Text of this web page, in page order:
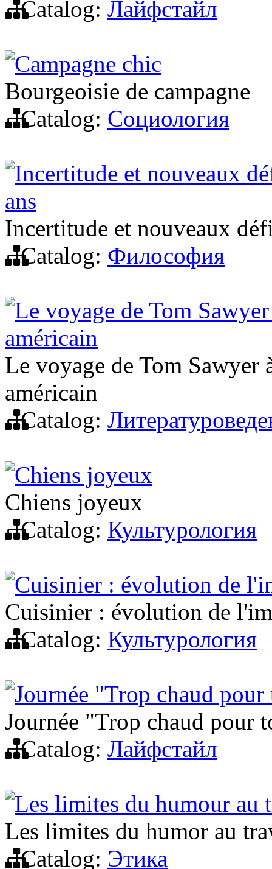
Catalog: Лайфстайл
Campagne chic
Bourgeoisie de campagne
Catalog: Социология
Incertitude et nouveaux
ans
Incertitude et nouveaux
Catalog: Философия
Le voyage de Tom
américain
Le voyage de Tom Sawyer
américain
Catalog:
Chiens joyeux
Chiens joyeux
Catalog: Культурология
Cuisinier : évolution de
Cuisinier : évolution de
Catalog: Культурология
Journée "Trop chaud
Journée "Trop chaud pour
Catalog: Лайфстайл
Les limites du humour au
Les limites du humor au
Catalog: Этика